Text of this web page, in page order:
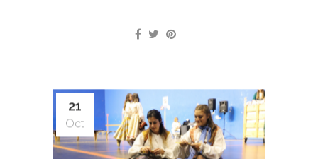
21
Oct